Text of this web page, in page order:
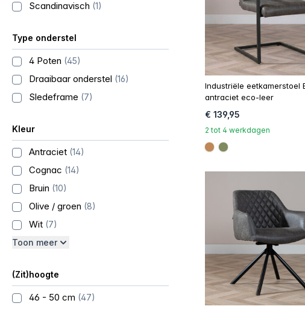
Scandinavisch (1)
Type onderstel
4 Poten (45)
Draaibaar onderstel (16)
Sledeframe (7)
Kleur
Antraciet (14)
Cognac (14)
Bruin (10)
Olive / groen (8)
Wit (7)
Toon meer
(Zit)hoogte
46 - 50 cm (47)
Industriële eetkamerstoel
antraciet eco-leer
€ 139,95
2 tot 4 werkdagen
#be8957
#808a5d